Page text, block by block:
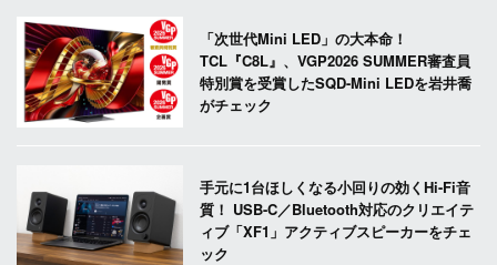
「次世代Mini LED」の大本命！
TCL『C8L』、VGP2026 SUMMER審査員
特別賞を受賞したSQD-Mini LEDを岩井喬
がチェック
手元に1台ほしくなる小回りの効くHi-Fi音
質！ USB-C／Bluetooth対応のクリエイテ
ィブ「XF1」アクティブスピーカーをチェ
ック